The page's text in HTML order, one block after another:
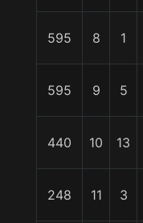
595 8 1
595 9 5
440 10 13
248 11 3